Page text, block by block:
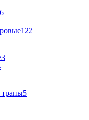
122
3
трапы5